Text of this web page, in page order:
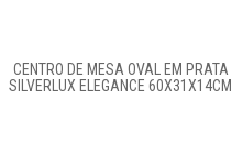
Almofadas
CENTRO DE MESA OVAL EM PRATA
SILVERLUX ELEGANCE 60X31X14CM